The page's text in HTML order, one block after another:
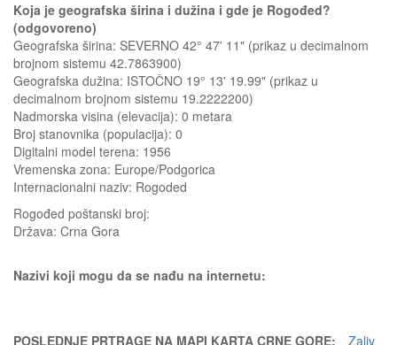
Koja je geografska širina i dužina i gde je Rogođed?
(odgovoreno)
Geografska širina: SEVERNO 42° 47' 11" (prikaz u decimalnom
brojnom sistemu 42.7863900)
Geografska dužina: ISTOČNO 19° 13' 19.99" (prikaz u
decimalnom brojnom sistemu 19.2222200)
Nadmorska visina (elevacija): 0 metara
Broj stanovnika (populacija): 0
Digitalni model terena: 1956
Vremenska zona: Europe/Podgorica
Internacionalni naziv: Rogoded
Rogođed poštanski broj:
Država: Crna Gora
Nazivi koji mogu da se nađu na internetu:
POSLEDNJE PRTRAGE NA MAPI KARTA CRNE GORE: Zaliv